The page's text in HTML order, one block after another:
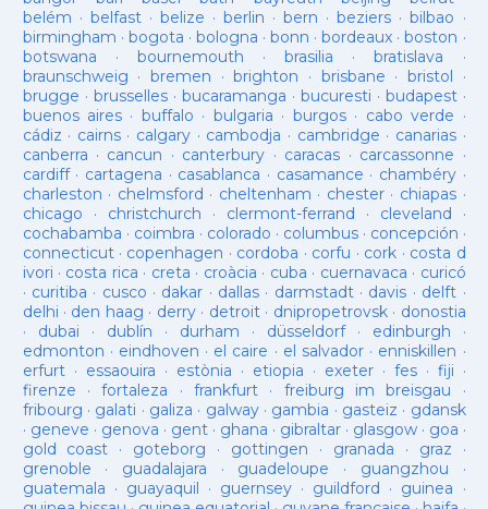
belém · belfast· belize · berlin ·bern ·beziers ·bilbao ·
birmingham · bogota · bologna ·bonn ·bordeaux ·boston ·
botswana · bournemouth ·brasilia ·bratislava ·
braunschweig · bremen ·brighton · brisbane · bristol ·
brugge · brusselles· bucaramanga · bucuresti · budapest·
buenos aires· buffalo · bulgaria · burgos· cabo verde ·
cádiz · cairns· calgary · cambodja · cambridge · canarias·
canberra · cancun · canterbury · caracas · carcassonne ·
cardiff· cartagena · casablanca · casamance · chambéry·
charleston · chelmsford · cheltenham · chester· chiapas ·
chicago · christchurch · clermont-ferrand · cleveland ·
cochabamba · coimbra · colorado · columbus· concepción ·
connecticut· copenhagen · cordoba · corfu · cork · costa d
ivori · costa rica · creta · croàcia · cuba · cuernavaca · curicó
· curitiba · cusco · dakar · dallas · darmstadt· davis · delft ·
delhi · den haag · derry· detroit· dnipropetrovsk· donostia
· dubai · dublín · durham · düsseldorf· edinburgh ·
edmonton · eindhoven · el caire · el salvador · enniskillen ·
erfurt· essaouira · estònia · etiopia · exeter· fes· fiji ·
firenze ·fortaleza · frankfurt· freiburg im breisgau ·
fribourg · galati · galiza · galway· gambia · gasteiz · gdansk
· geneve · genova · gent· ghana · gibraltar· glasgow· goa ·
gold coast · goteborg · gottingen · granada · graz ·
grenoble · guadalajara · guadeloupe · guangzhou ·
guatemala · guayaquil · guernsey· guildford · guinea ·